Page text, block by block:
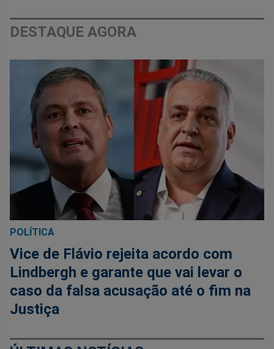
DESTAQUE AGORA
POLÍTICA
Vice de Flávio rejeita acordo com
Lindbergh e garante que vai levar o
caso da falsa acusação até o fim na
Justiça